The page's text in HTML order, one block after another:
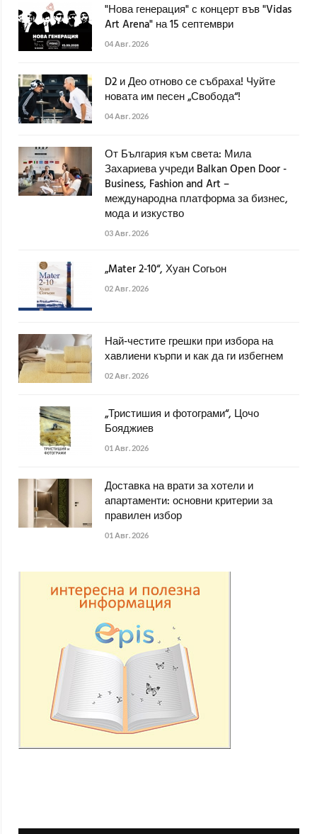
"Нова генерация" с концерт във "Vidas
Art Arena" на 15 септември
04 Авг. 2026
D2 и Део отново се събраха! Чуйте
новата им песен „Свобода“!
04 Авг. 2026
От България към света: Мила
Захариева учреди Balkan Open Door -
Business, Fashion and Art –
международна платформа за бизнес,
мода и изкуство
03 Авг. 2026
„Mater 2-10“, Хуан Согьон
02 Авг. 2026
Най-честите грешки при избора на
хавлиени кърпи и как да ги избегнем
02 Авг. 2026
„Тристишия и фотограми“, Цочо
Бояджиев
01 Авг. 2026
Доставка на врати за хотели и
апартаменти: основни критерии за
правилен избор
01 Авг. 2026